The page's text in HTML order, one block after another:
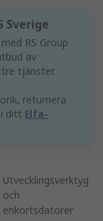
Sverige
RS Group
av
tjänster.
returnera
ditt Elfa-
Utvecklingsverktyg
och
enkortsdatorer